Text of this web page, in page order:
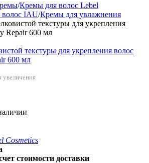
/Кремы для волос Lebel
IAU/Кремы для увлажнения
текстуры для укрепления
Repair 600 мл
увеличения
Cosmetics
стоимости доставки